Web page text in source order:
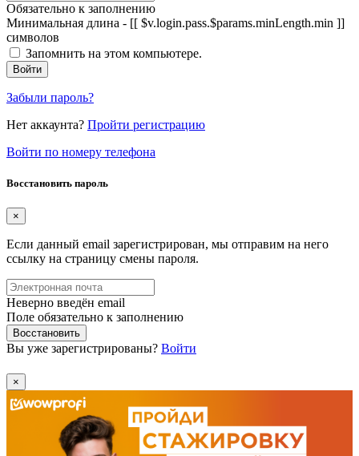
Обязательно к заполнению
Минимальная длина - [[ $v.login.pass.$params.minLength.min ]]
символов
Запомнить на этом компьютере.
Войти
Забыли пароль?
Нет аккаунта? Пройти регистрацию
Войти по номеру телефона
Восстановить пароль
×
Если данный email зарегистрирован, мы отправим на него
ссылку на страницу смены пароля.
Неверно введён email
Поле обязательно к заполнению
Восстановить
Вы уже зарегистрированы? Войти
×